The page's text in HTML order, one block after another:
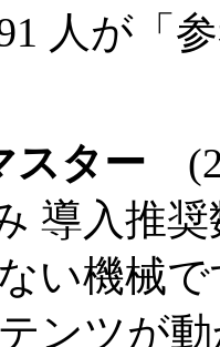
人が「
スター
導入推
い機械
ンツが